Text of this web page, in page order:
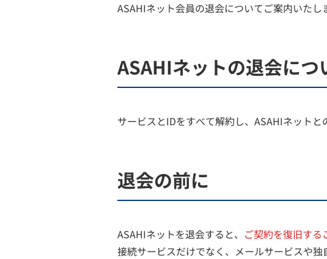
ASAHIネット会員の退会についてご案内いたし
ASAHIネットの退会につ
サービスとIDをすべて解約し、ASAHIネット
退会の前に
ASAHIネットを退会すると、 ご契約を復旧する
接続サービスだけでなく、メールサービスや